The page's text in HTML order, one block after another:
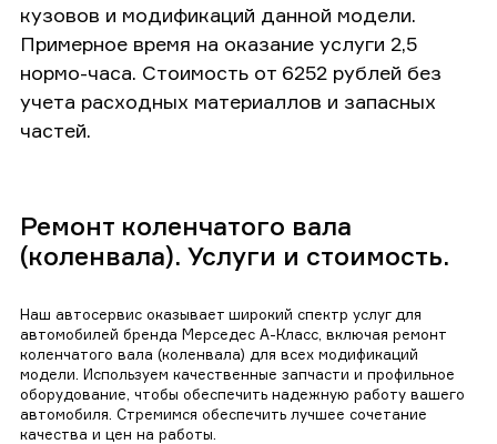
кузовов и модификаций данной модели.
Примерное время на оказание услуги 2,5
нормо-часа. Стоимость от 6252 рублей без
учета расходных материаллов и запасных
частей.
Ремонт коленчатого вала
(коленвала). Услуги и стоимость.
Наш автосервис оказывает широкий спектр услуг для
автомобилей бренда Мерседес А-Класс, включая ремонт
коленчатого вала (коленвала) для всех модификаций
модели. Используем качественные запчасти и профильное
оборудование, чтобы обеспечить надежную работу вашего
автомобиля. Стремимся обеспечить лучшее сочетание
качества и цен на работы.